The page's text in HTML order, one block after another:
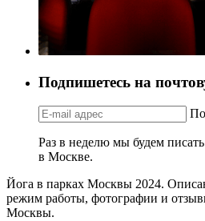
Подпишетесь на
Раз в неделю мы будем
в Москве.
Йога в парках Москвы 2024.
режим работы, фотографии и
Москвы.